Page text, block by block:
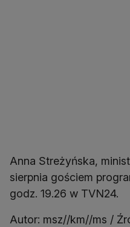
Anna Streżyńska,
sierpnia gościem
godz. 19.26 w TVN24.
Autor: msz//km//ms /